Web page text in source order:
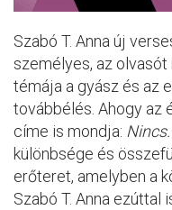
Szabó T. Anna új
személyes, az
témája a gyász és az
továbbélés. Ahogy az
címe is mondja:
különbsége és
erőteret, amelyben a
Szabó T. Anna